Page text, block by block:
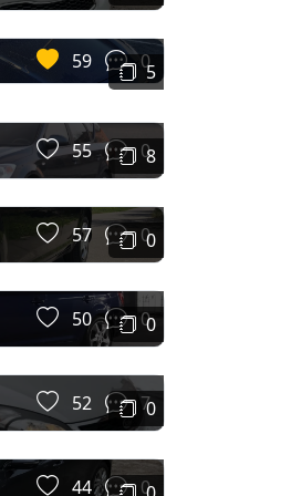
5
59 0
8
55 0
0
57 0
0
50 0
0
52 7
44 0